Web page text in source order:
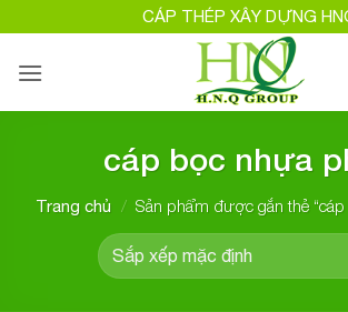
qua
nội
CÁP THÉP XÂY DỰNG
cáp bọc nhựa
Trang chủ / Sản phẩm được gắn thẻ